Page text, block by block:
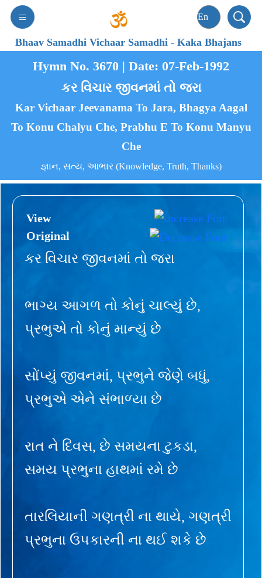
Bhaav Samadhi Vichaar Samadhi-Kaka Bhajans
Hymn No. 3670 | Date: 07-Feb-1992
કર વિચાર જીવનમાં તો જરા
Kar Vichaar Jeevanama To Jara, Bhagya Aagal
To Konu Chalyu Che, Prabhu E To Konu Manyu
Che
જ્ઞાન, સત્ય, આભાર (Knowledge, Truth, Thanks)
View
Original
કર વિચાર જીવનમાં તો જરા
ભાગ્ય આગળ તો કોનું ચાલ્યું છે,
પ્રભુએ તો કોનું માન્યું છે
સોંપ્યું જીવનમાં, પ્રભુને જેણે બધું,
પ્રભુએ એને સંભાળ્યા છે
રાત ને દિવસ, છે સમયના ટુકડા,
સમય પ્રભુના હાથમાં રમે છે
તારલિયાની ગણત્રી ના થાયે, ગણત્રી
પ્રભુના ઉપકારની ના થઈ શકે છે